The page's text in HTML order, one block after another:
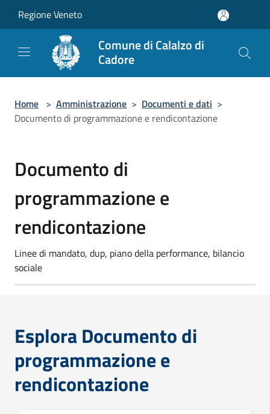
Regione Veneto
Comune di Calalzo di
Cadore
Home > Amministrazione > Documenti e dati >
Documento di programmazione e rendicontazione
Documento di
programmazione e
rendicontazione
Linee di mandato, dup, piano della performance, bilancio
sociale
Esplora Documento di
programmazione e
rendicontazione